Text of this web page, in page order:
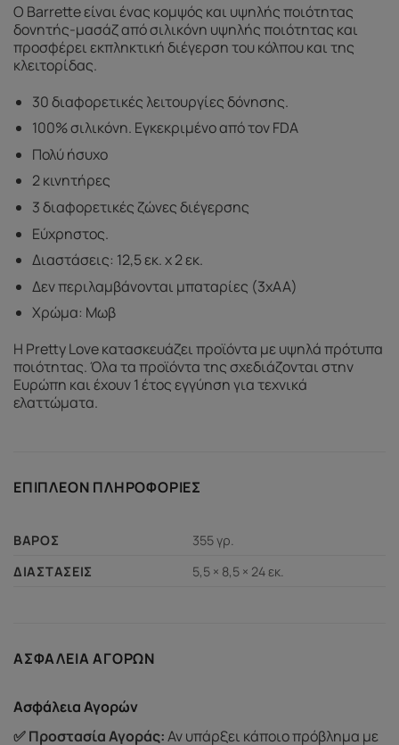
Ο Barrette είναι ένας κομψός και υψηλής ποιότητας
δονητής-μασάζ από σιλικόνη υψηλής ποιότητας και
προσφέρει εκπληκτική διέγερση του κόλπου και της
κλειτορίδας.
30 διαφορετικές λειτουργίες δόνησης.
100% σιλικόνη. Εγκεκριμένο από τον FDA
Πολύ ήσυχο
2 κινητήρες
3 διαφορετικές ζώνες διέγερσης
Εύχρηστος.
Διαστάσεις: 12,5 εκ. x 2 εκ.
Δεν περιλαμβάνονται μπαταρίες (3xAA)
Χρώμα: Μωβ
Η Pretty Love κατασκευάζει προϊόντα με υψηλά πρότυπα
ποιότητας. Όλα τα προϊόντα της σχεδιάζονται στην
Ευρώπη και έχουν 1 έτος εγγύηση για τεχνικά
ελαττώματα.
ΕΠΙΠΛΈΟΝ ΠΛΗΡΟΦΟΡΊΕΣ
ΒΆΡΟΣ
355 γρ.
ΔΙΑΣΤΆΣΕΙΣ
5,5 × 8,5 × 24 εκ.
ΑΣΦΆΛΕΙΑ ΑΓΟΡΏΝ
Ασφάλεια Αγορών
✅ Προστασία Αγοράς:Αν υπάρξει κάποιο πρόβλημα με